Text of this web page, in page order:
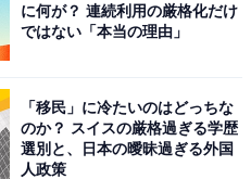
に何が？ 連続利用の厳格化だけ
ではない「本当の理由」
「移民」に冷たいのはどっちな
のか？ スイスの厳格過ぎる学歴
選別と、日本の曖昧過ぎる外国
人政策